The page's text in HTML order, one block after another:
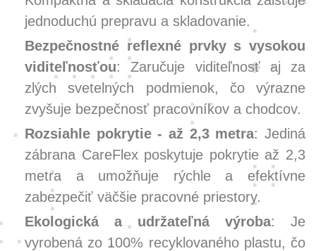
jednoduchú prepravu a skladovanie.
Bezpečnostné reflexné prvky s vysokou
viditeľnosťou: Zaručuje viditeľnosť aj za
zlých svetelných podmienok, čo výrazne
zvyšuje bezpečnosť pracovníkov a chodcov.
Rozsiahle pokrytie - až 2,3 metra: Jediná
zábrana CareFlex poskytuje pokrytie až 2,3
metra a umožňuje rýchle a efektívne
zabezpečiť väčšie pracovné priestory.
Ekologická a udržateľná výroba: Je
vyrobená zo 100% recyklovaného plastu, čo